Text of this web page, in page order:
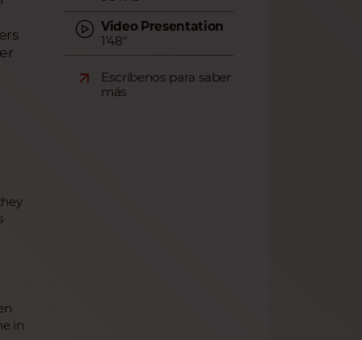
in
Video Presentation
1'48"
Escríbenos para saber
más